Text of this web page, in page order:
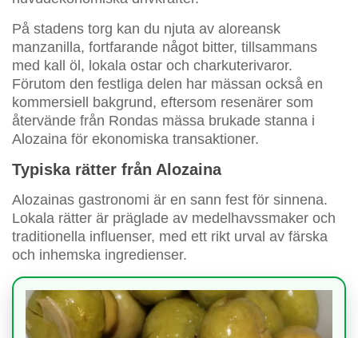
På stadens torg kan du njuta av aloreansk
manzanilla, fortfarande något bitter, tillsammans
med kall öl, lokala ostar och charkuterivaror.
Förutom den festliga delen har mässan också en
kommersiell bakgrund, eftersom resenärer som
återvände från Rondas mässa brukade stanna i
Alozaina för ekonomiska transaktioner.
Typiska rätter från Alozaina
Alozainas gastronomi är en sann fest för sinnena.
Lokala rätter är präglade av medelhavssmaker och
traditionella influenser, med ett rikt urval av färska
och inhemska ingredienser.